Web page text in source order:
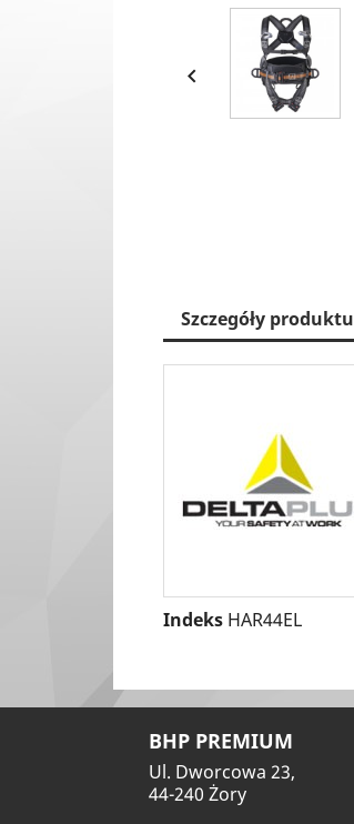

Szczegóły produktu
Indeks HAR44EL
BHP PREMIUM
Ul. Dworcowa 23,
44-240 Żory